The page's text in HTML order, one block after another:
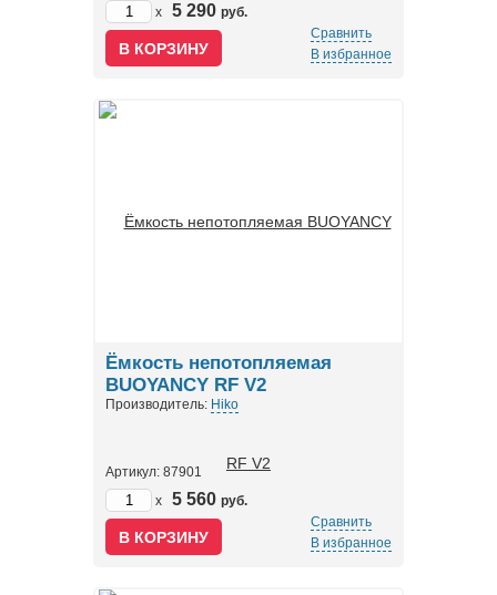
x
5 290 руб.
Сравнить
В избранное
Ёмкость непотопляемая
BUOYANCY RF V2
Производитель: Hiko
Артикул: 87901
x
5 560 руб.
Сравнить
В избранное